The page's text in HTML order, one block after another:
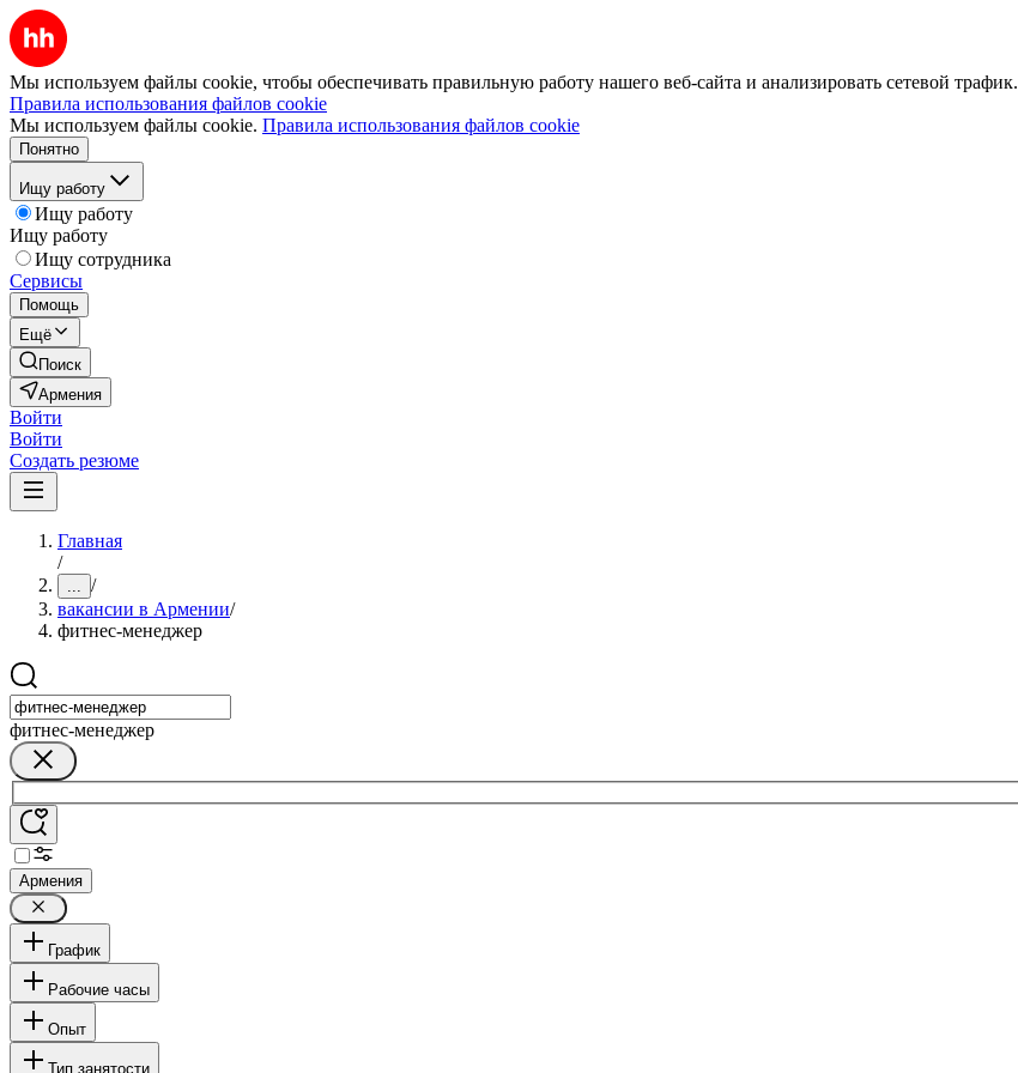
Мы используем файлы cookie, чтобы обеспечивать правильную работу нашего веб-сайта и анализировать сетевой трафик.
Правила использования файлов cookie
Мы используем файлы cookie. Правила использования файлов cookie
Понятно
Ищу работу
Ищу работу
Ищу работу
Ищу сотрудника
Сервисы
Помощь
Ещё
Поиск
Армения
Войти
Войти
Создать резюме
Главная
/
... /
вакансии в Армении/
фитнес-менеджер
фитнес-менеджер
Армения
График
Рабочие часы
Опыт
Тип занятости